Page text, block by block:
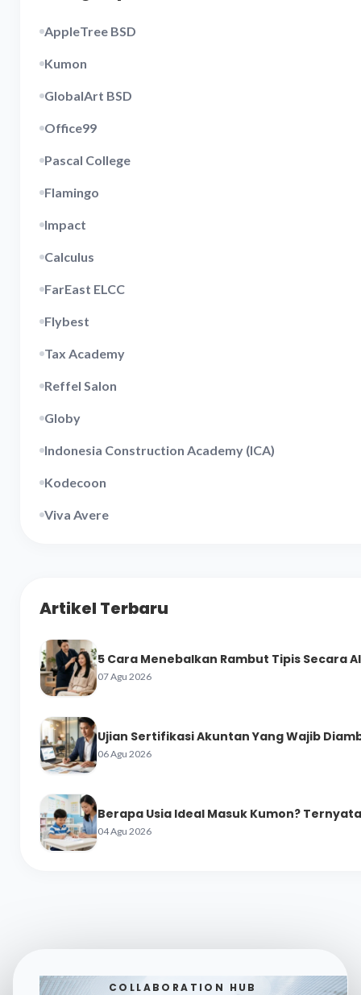
AppleTree BSD
Kumon
GlobalArt BSD
Office99
Pascal College
Flamingo
Impact
Calculus
FarEast ELCC
Flybest
Tax Academy
Reffel Salon
Globy
Indonesia Construction Academy (ICA)
Kodecoon
Viva Avere
Artikel Terbaru
5 Cara Menebalkan Rambut Tipis Secara
07 Agu 2026
Ujian Sertifikasi Akuntan Yang Wajib
06 Agu 2026
Berapa Usia Ideal Masuk Kumon?
04 Agu 2026
COLLABORATION HUB